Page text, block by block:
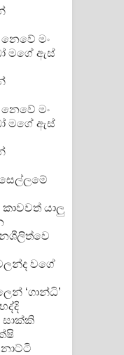
මං
මගේ ඇස්
මං
මගේ ඇස්
සෙල්ලමේ
යාලු
වගේ
‘ගාන්ධි’
සාක්කි